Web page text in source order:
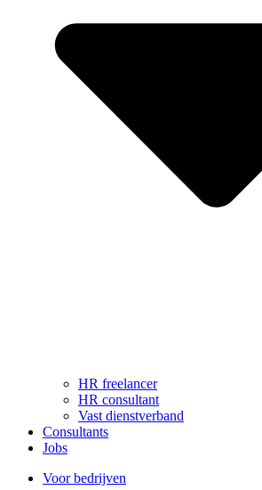
HR freelancer
HR consultant
Vast dienstverband
Consultants
Jobs
Voor bedrijven